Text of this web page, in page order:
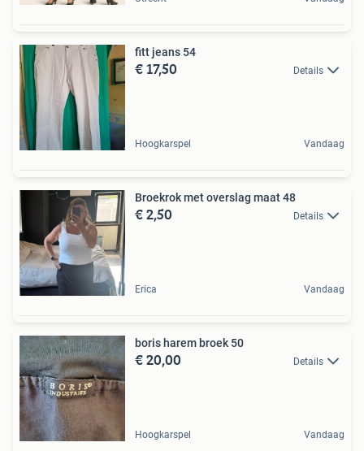
fitt jeans 54
€ 17,50 Details
Hoogkarspel Vandaag
Broekrok met overslag maat 48
€ 2,50 Details
Erica Vandaag
boris harem broek 50
€ 20,00 Details
Hoogkarspel Vandaag